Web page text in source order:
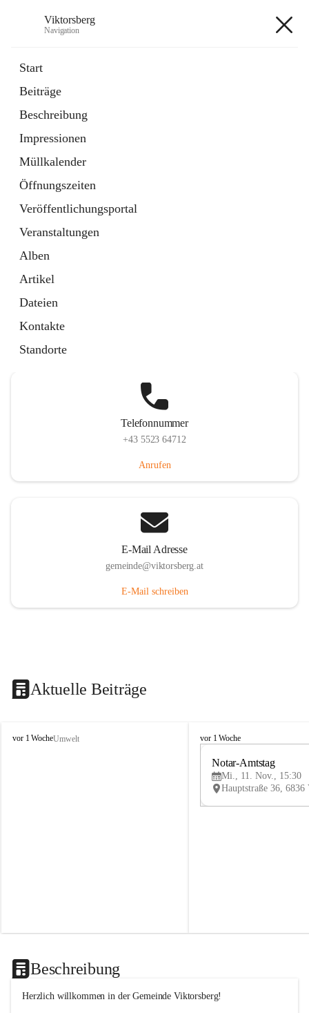
Viktorsberg
Navigation
Start
Beiträge
Beschreibung
Impressionen
Müllkalender
Öffnungszeiten
Veröffentlichungsportal
Veranstaltungen
Alben
Artikel
Dateien
Kontakte
Standorte
1 Schnellzugriff
Bürgerservice
10 Schnellzugriffe
Telefonnummer
+43 5523 64712
Anrufen
E-Mail Adresse
gemeinde@viktorsberg.at
E-Mail schreiben
Aktuelle Beiträge
V
vor 1 WocheUmwelt
V
vor 1 Woche
Notar-Amtstag
Mi., 11. Nov., 15:30
Beschreibung
Herzlich willkommen in der Gemeinde Viktorsberg!